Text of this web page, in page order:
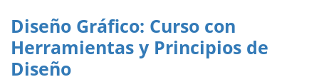
Diseño Gráfico: Curso con
Herramientas y Principios de
Diseño